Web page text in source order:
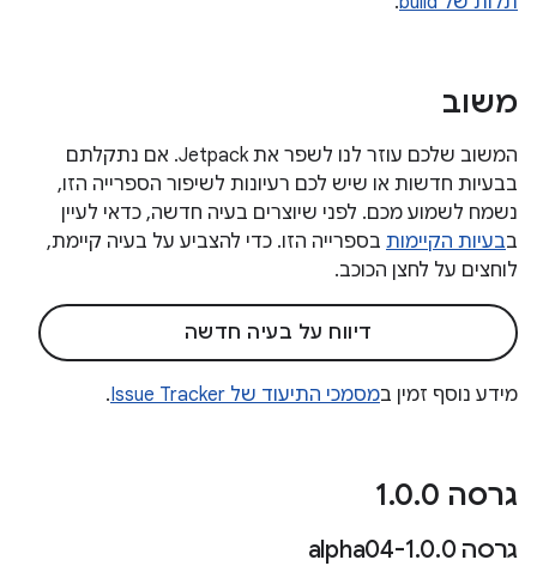
משוב
המשוב שלכם עוזר לנו לשפר את Jetpack. אם נתקלתם
בבעיות חדשות או שיש לכם רעיונות לשיפור הספרייה הזו,
נשמח לשמוע מכם. לפני שיוצרים בעיה חדשה, כדאי לעיין
בבעיות הקיימות בספרייה הזו. כדי להצביע על בעיה קיימת,
לוחצים על לחצן הכוכב.
דיווח על בעיה חדשה
מידע נוסף זמין במסמכי התיעוד של Issue Tracker .
גרסה 1 .0.0
גרסה 1 .0.0-alpha04